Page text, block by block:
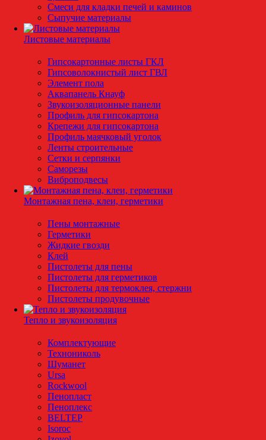
Смеси для кладки печей и каминов
Сыпучие материалы
Листовые материалы
Гипсокартонные листы ГКЛ
Гипсоволокнистый лист ГВЛ
Элемент пола
Аквапанель Кнауф
Звукоизоляционные панели
Профиль для гипсокартона
Крепежи для гипсокартона
Профиль маячковый уголок
Ленты строительные
Сетки и серпянки
Саморезы
Виброподвесы
Монтажная пена, клеи, герметики
Пены монтажные
Герметики
Жидкие гвозди
Клей
Пистолеты для пены
Пистолеты для герметиков
Пистолеты для термоклея, стержни
Пистолеты продувочные
Тепло и звукоизоляция
Комплектующие
Технониколь
Шуманет
Ursa
Rockwool
Пенопласт
Пеноплекс
BELTEP
Isoroc